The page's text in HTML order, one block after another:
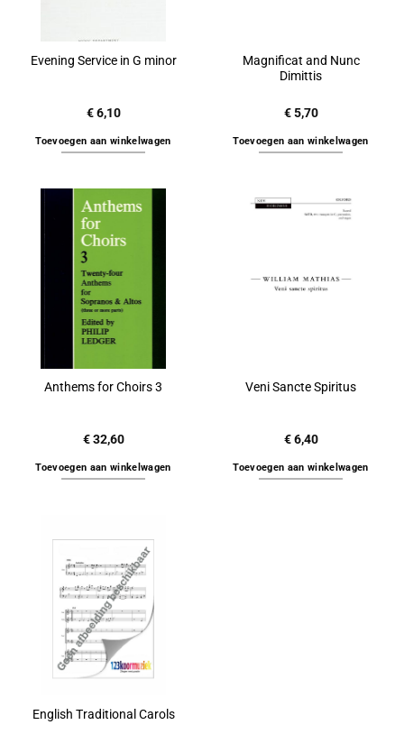
Evening Service in G minor
€6,10
Toevoegen aan winkelwagen
Magnificat and Nunc
Dimittis
€5,70
Toevoegen aan winkelwagen
Anthems for Choirs 3
€32,60
Toevoegen aan winkelwagen
Veni Sancte Spiritus
€6,40
Toevoegen aan winkelwagen
English Traditional Carols